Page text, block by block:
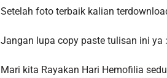
Setelah foto terbaik kalian
Jangan lupa copy paste tulisan ini ya :
Mari kita Rayakan Hari Hemofilia